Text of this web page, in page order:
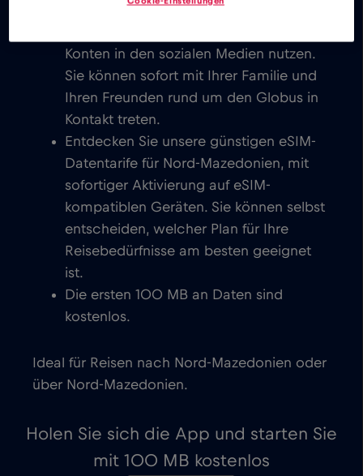
Sie können E-Mails schreiben, chatten,
Konten in den sozialen Medien nutzen.
Sie können sofort mit Ihrer Familie und
Ihren Freunden rund um den Globus in
Kontakt treten.
Entdecken Sie unsere günstigen eSIM-
Datentarife für Nord-Mazedonien, mit
sofortiger Aktivierung auf eSIM-
kompatiblen Geräten. Sie können selbst
entscheiden, welcher Plan für Ihre
Reisebedürfnisse am besten geeignet
ist.
Die ersten 100 MB an Daten sind
kostenlos.
Ideal für Reisen nach Nord-Mazedonien oder
über Nord-Mazedonien.
Holen Sie sich die App und starten Sie
mit 100 MB kostenlos